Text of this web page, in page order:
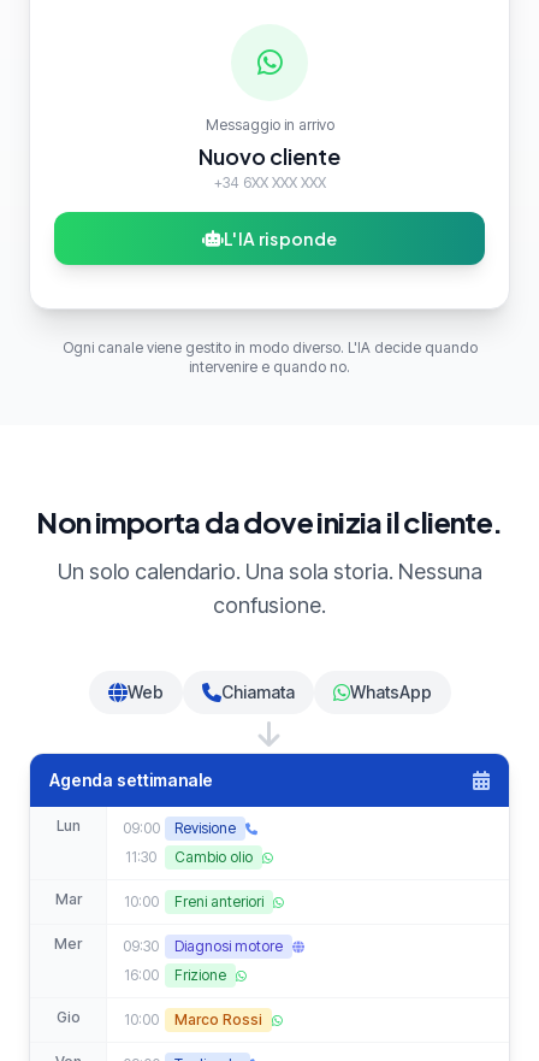
Messaggio in arrivo
Nuovo cliente
+34 6XX XXX XXX
L'IA risponde
Ogni canale viene gestito in modo diverso. L'IA decide quando
intervenire e quando no.
Non importa da dove inizia il cliente.
Un solo calendario. Una sola storia. Nessuna
confusione.
Web Chiamata WhatsApp
Agenda settimanale
Lun 09:00
Revisione
11:30
Cambio olio
Mar 10:00 Freni anteriori
Mer 09:30
Diagnosi motore
16:00
Frizione
Gio 10:00 Marco Rossi